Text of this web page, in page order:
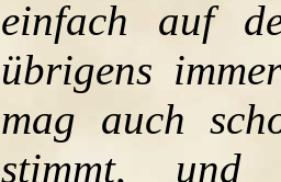
einfach auf
übrigens
mag auch
stimmt, und